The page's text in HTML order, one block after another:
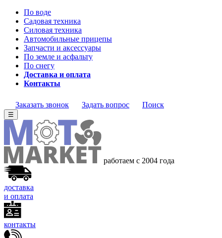
По воде
Садовая техника
Силовая техника
Автомобильные прицепы
Запчасти и аксессуары
По земле и асфальту
По снегу
Доставка и оплата
Контакты
Заказать звонок Задать вопрос Поиск
☰
работаем с 2004 года
доставка
и оплата
контакты